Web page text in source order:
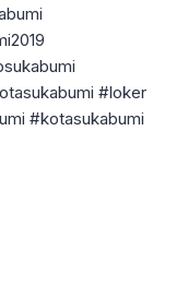
#loker
#kotasukabumi